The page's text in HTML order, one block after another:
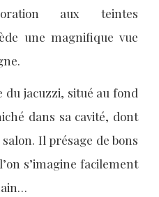
aux teintes
une magnifique vue
du jacuzzi, situé au fond
dans sa cavité, dont
Il présage de bons
s’imagine facilement